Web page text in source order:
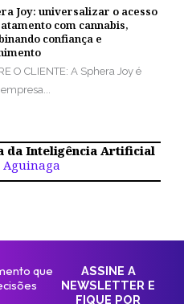
Joy: universalizar o acesso
com cannabis,
confiança e
O CLIENTE: A Sphera Joy é
da Inteligência Artificial
que
ASSINE A
NEWSLETTER E
FIQUE POR